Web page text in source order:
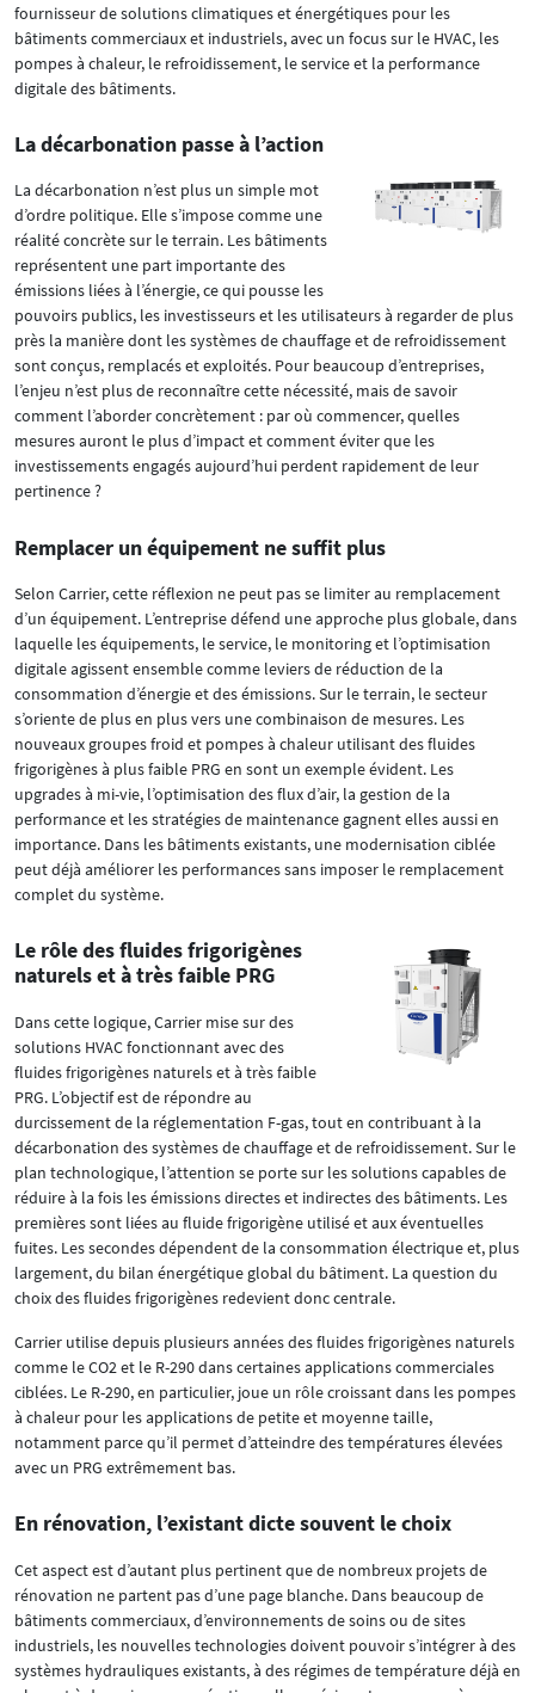
fournisseur de solutions climatiques et énergétiques pour les
bâtiments commerciaux et industriels, avec un focus sur le HVAC, les
pompes à chaleur, le refroidissement, le service et la performance
digitale des bâtiments.
La décarbonation passe à l’action
La décarbonation n’est plus un simple mot
d’ordre politique. Elle s’impose comme une
réalité concrète sur le terrain. Les bâtiments
représentent une part importante des
émissions liées à l’énergie, ce qui pousse les
pouvoirs publics, les investisseurs et les utilisateurs à regarder de plus
près la manière dont les systèmes de chauffage et de refroidissement
sont conçus, remplacés et exploités. Pour beaucoup d’entreprises,
l’enjeu n’est plus de reconnaître cette nécessité, mais de savoir
comment l’aborder concrètement : par où commencer, quelles
mesures auront le plus d’impact et comment éviter que les
investissements engagés aujourd’hui perdent rapidement de leur
pertinence ?
Remplacer un équipement ne suffit plus
Selon Carrier, cette réflexion ne peut pas se limiter au remplacement
d’un équipement. L’entreprise défend une approche plus globale, dans
laquelle les équipements, le service, le monitoring et l’optimisation
digitale agissent ensemble comme leviers de réduction de la
consommation d’énergie et des émissions. Sur le terrain, le secteur
s’oriente de plus en plus vers une combinaison de mesures. Les
nouveaux groupes froid et pompes à chaleur utilisant des fluides
frigorigènes à plus faible PRG en sont un exemple évident. Les
upgrades à mi-vie, l’optimisation des flux d’air, la gestion de la
performance et les stratégies de maintenance gagnent elles aussi en
importance. Dans les bâtiments existants, une modernisation ciblée
peut déjà améliorer les performances sans imposer le remplacement
complet du système.
Le rôle des fluides frigorigènes
naturels et à très faible PRG
Dans cette logique, Carrier mise sur des
solutions HVAC fonctionnant avec des
fluides frigorigènes naturels et à très faible
PRG. L’objectif est de répondre au
durcissement de la réglementation F-gas, tout en contribuant à la
décarbonation des systèmes de chauffage et de refroidissement. Sur le
plan technologique, l’attention se porte sur les solutions capables de
réduire à la fois les émissions directes et indirectes des bâtiments. Les
premières sont liées au fluide frigorigène utilisé et aux éventuelles
fuites. Les secondes dépendent de la consommation électrique et, plus
largement, du bilan énergétique global du bâtiment. La question du
choix des fluides frigorigènes redevient donc centrale.
Carrier utilise depuis plusieurs années des fluides frigorigènes naturels
comme le CO2 et le R-290 dans certaines applications commerciales
ciblées. Le R-290, en particulier, joue un rôle croissant dans les pompes
à chaleur pour les applications de petite et moyenne taille,
notamment parce qu’il permet d’atteindre des températures élevées
avec un PRG extrêmement bas.
En rénovation, l’existant dicte souvent le choix
Cet aspect est d’autant plus pertinent que de nombreux projets de
rénovation ne partent pas d’une page blanche. Dans beaucoup de
bâtiments commerciaux, d’environnements de soins ou de sites
industriels, les nouvelles technologies doivent pouvoir s’intégrer à des
systèmes hydrauliques existants, à des régimes de température déjà en